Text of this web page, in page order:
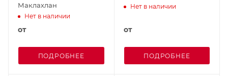
Маклахлан
Нет в наличии
от
ПОДРОБНЕЕ
Нет в наличии
от
ПОДРОБНЕЕ